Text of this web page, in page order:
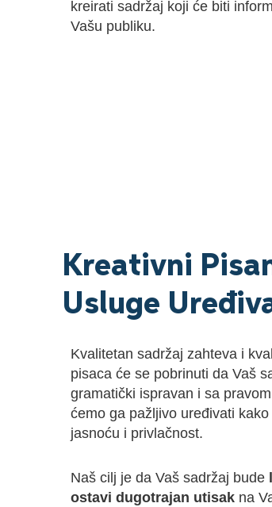
kreirati sadržaj koji će biti
Vašu publiku.
Kreativni
Usluge
Kvalitetan sadržaj zahteva i
pisaca će se pobrinuti da Vaš
gramatički ispravan i sa
ćemo ga pažljivo uređivati
jasnoću i privlačnost.
Naš cilj je da Vaš sadržaj bude
ostavi dugotrajan utisak na